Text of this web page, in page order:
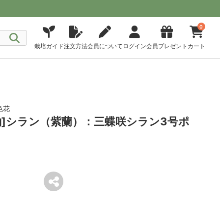
栽培ガイド注文方法会員について ログイン会員プレゼント
0
カート
花
ラン（紫蘭）：三蝶咲シラン3号ポ